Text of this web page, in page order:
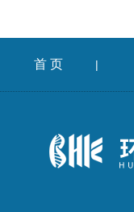
首 页 |